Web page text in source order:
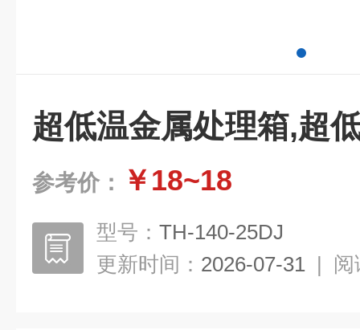
超低温金属处理箱,超
参考价： ￥18~18
型号： TH-140-25DJ
更新时间： 2026-07-31 | 阅